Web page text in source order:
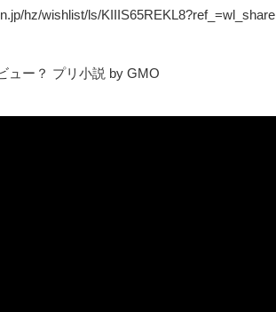
hz/wishlist/ls/KIIIS65REKL8?ref_=wl_share
ュー？ プリ小説 by GMO